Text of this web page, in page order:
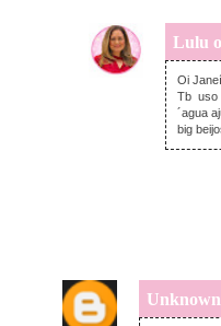
Lulu
Oi
Tb
´agua
big
Unknown